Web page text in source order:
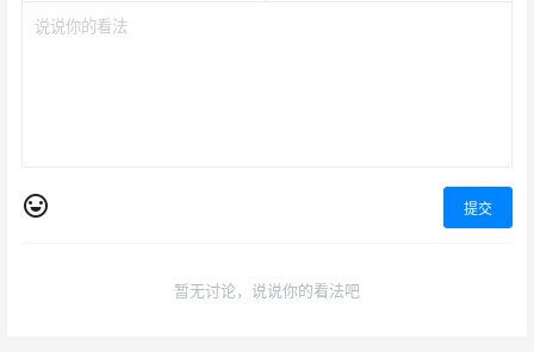
提交
暂无讨论，说说你的看法吧